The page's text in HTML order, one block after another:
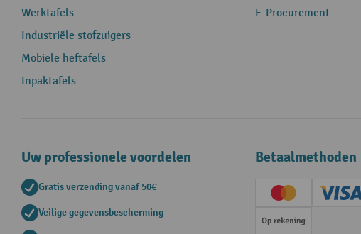
Werktafels
Industriële stofzuigers
Mobiele heftafels
Inpaktafels
E-Procurement
Uw professionele voordelen
Gratis verzending vanaf 50€
Veilige gegevensbescherming
Betaalmethoden
Creditcard
Op rekening